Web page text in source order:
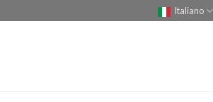
Italiano